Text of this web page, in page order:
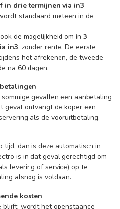
in drie termijnen via in3
standaard meteen in de
de mogelijkheid om in 3
in3, zonder rente. De eerste
het afrekenen, de tweede
na 60 dagen.
gevallen een aanbetaling
geval ontvangt de koper een
als de vooruitbetaling.
tijd, dan is deze automatisch in
is in dat geval gerechtigd om
levering of service) op te
alsnog is voldaan.
kosten
blijft, wordt het openstaande